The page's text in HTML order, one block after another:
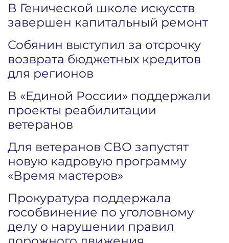
В Генической школе искусств
завершен капитальный ремонт
Собянин выступил за отсрочку
возврата бюджетных кредитов
для регионов
В «Единой России» поддержали
проекты реабилитации
ветеранов
Для ветеранов СВО запустят
новую кадровую программу
«Время мастеров»
Прокуратура поддержала
гособвинение по уголовному
делу о нарушении правил